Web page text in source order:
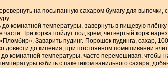
на посыпанную сахаром бумагу для
до комнатной температуры, завернуть в пищевую
части. Три коржа пойдут под крем, четвёртый корж
Заварить пудинг. Порошок пудинга, сахар,
довести до кипения, при постоянном помешивании
комнатной температуры, часто перемешивая, чтобы
взбить с пакетиком ванильного сахара,